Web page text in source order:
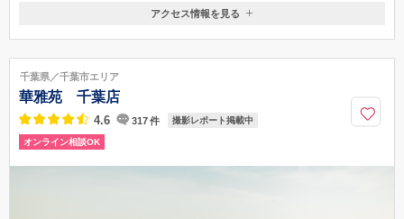
千葉県千葉市中央区中央港1丁目22番7号 2階
0120-255-410
アクセス情報を見る
千葉県／千葉市エリア
華雅苑 千葉店
4.6 317件 撮影レポート掲載中
オンライン相談OK